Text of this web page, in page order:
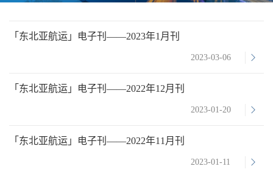
「东北亚航运」电子刊——2023年1月刊
2023-03-06
「东北亚航运」电子刊——2022年12月刊
2023-01-20
「东北亚航运」电子刊——2022年11月刊
2023-01-11